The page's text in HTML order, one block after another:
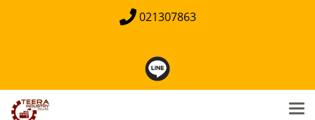
021307863